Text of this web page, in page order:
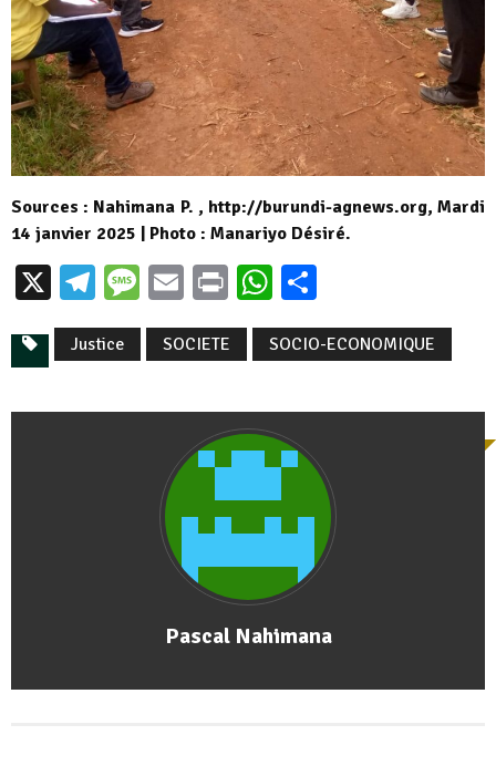
Sources : Nahimana P. , http://burundi-agnews.org, Mardi
14 janvier 2025 | Photo : Manariyo Désiré.
X Telegram
Message
EmailPrintWhatsApp
Justice SOCIETE SOCIO-ECONOMIQUE
Pascal Nahimana